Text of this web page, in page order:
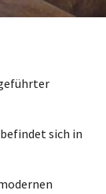
sich in